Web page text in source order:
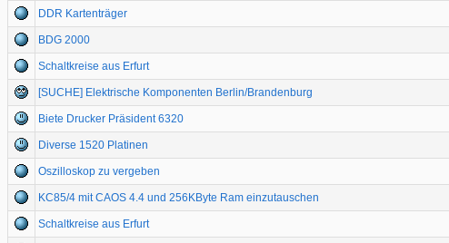
DDR Kartenträger
BDG 2000
Schaltkreise aus Erfurt
[SUCHE] Elektrische Komponenten Berlin/Brandenburg
Biete Drucker Präsident 6320
Diverse 1520 Platinen
Oszilloskop zu vergeben
KC85/4 mit CAOS 4.4 und 256KByte Ram einzutauschen
Schaltkreise aus Erfurt